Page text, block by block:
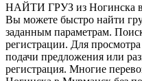
НАЙТИ ГРУЗ из Ногинска
Вы можете быстро найти
заданным параметрам.
регистрации. Для
подачи предложения или
регистрация. Многие